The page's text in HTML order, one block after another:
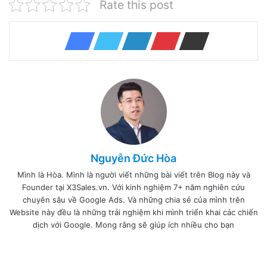
Rate this post
Nguyễn Đức Hòa
Mình là Hòa. Mình là người viết những bài viết trên Blog này và
Founder tại X3Sales.vn. Với kinh nghiệm 7+ năm nghiên cứu
chuyên sâu về Google Ads. Và những chia sẻ của mình trên
Website này đều là những trải nghiệm khi mình triển khai các chiến
dịch với Google. Mong rằng sẽ giúp ích nhiều cho bạn